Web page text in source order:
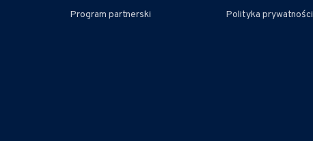
Program partnerski Polityka prywatności